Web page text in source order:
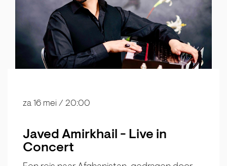
Javed Amirkhail - Live in
Concert
za 16 mei / 20:00